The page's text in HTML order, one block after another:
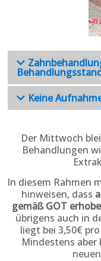
Keine
Der Mittwoch
Behand­lungen
In diesem Rahmen
hinweisen, dass
gemäß GOT
übrigens auch in
liegt bei 3,50€
Mindestens